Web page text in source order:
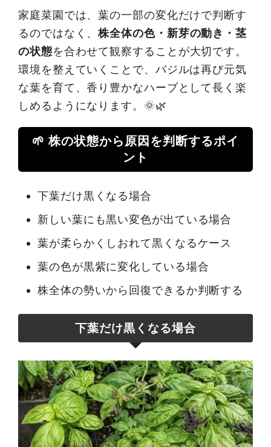
家庭菜園では、葉の一部の変化だけで判断す
るのではなく、株全体の色・新芽の動き・茎
の状態を合わせて観察することが大切です。
環境を整えていくことで、バジルは再び元気
な葉を育て、香り豊かなハーブとして長く楽
しめるようになります。🌞🌿
🌱 株の状態から原因を判断するポイ
ント
下葉だけ黒くなる場合
新しい葉にも黒い変色が出ている場合
葉が柔らかくしおれて黒くなるケース
葉の色が黒紫に変化している場合
株全体の勢いから回復できるか判断する
下葉だけ黒くなる場合